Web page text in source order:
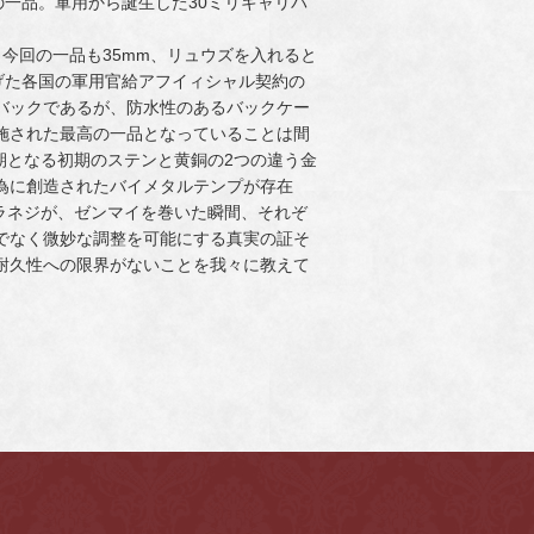
回の一品も35mm、リュウズを入れると
各国の軍用官給アフイィシャル契約の
クであるが、防水性のあるバックケー
れた最高の一品となっていることは間
なる初期のステンと黄銅の2つの違う金
創造されたバイメタルテンプが存在
ジが、ゼンマイを巻いた瞬間、それぞ
く微妙な調整を可能にする真実の証そ
性への限界がないことを我々に教えて